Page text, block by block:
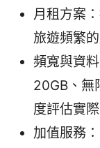
月租方案
旅遊頻繁
頻寬與資
20GB、無
度評估實
加值服務